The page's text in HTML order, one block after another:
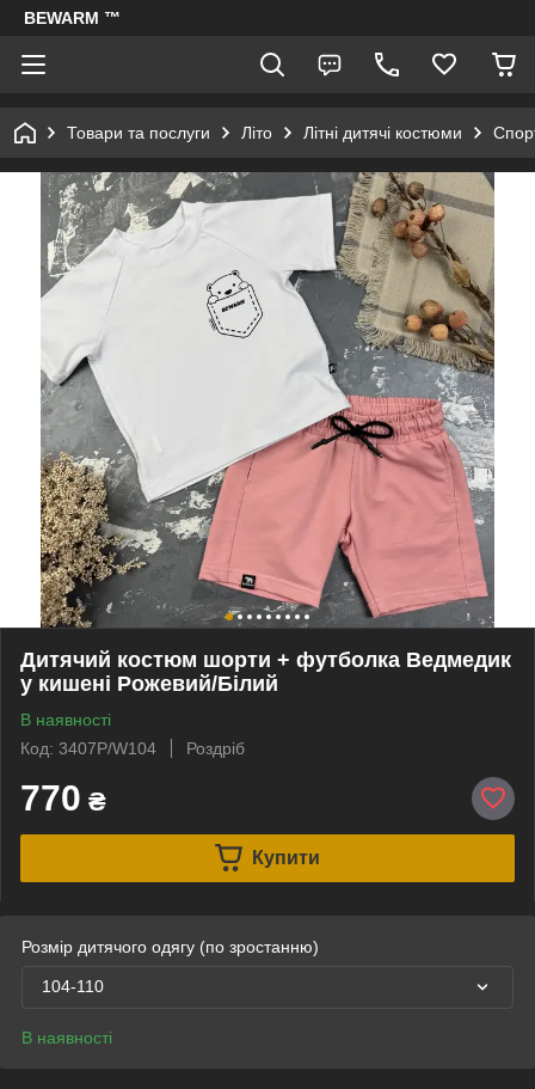
BEWARM ™
Товари та послуги Літо Літні дитячі костюми
Дитячий костюм шорти + футболка Ведмедик
у кишені Рожевий/Білий
В наявності
Код: 3407P/W104
Роздріб
770 ₴
Купити
Розмір дитячого одягу (по зростанню)
104-110
В наявності